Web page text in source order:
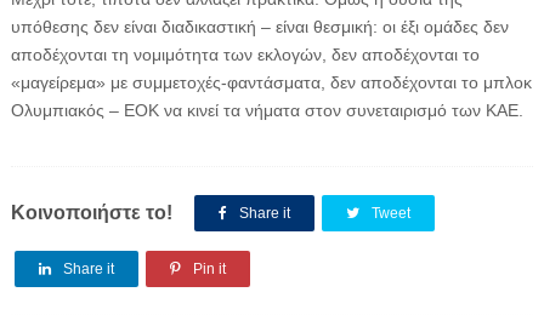
υπόθεσης δεν είναι διαδικαστική – είναι θεσμική: οι έξι ομάδες δεν
αποδέχονται τη νομιμότητα των εκλογών, δεν αποδέχονται το
«μαγείρεμα» με συμμετοχές-φαντάσματα, δεν αποδέχονται το μπλοκ
Ολυμπιακός – ΕΟΚ να κινεί τα νήματα στον συνεταιρισμό των ΚΑΕ.
Κοινοποιήστε το! Share it Tweet
Share it Pin it